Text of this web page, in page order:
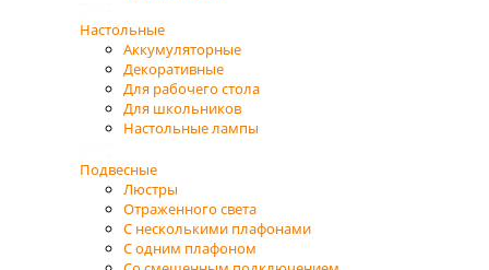
Настольные
Аккумуляторные
Декоративные
Для рабочего стола
Для школьников
Настольные лампы
Подвесные
Люстры
Отраженного света
С несколькими плафонами
С одним плафоном